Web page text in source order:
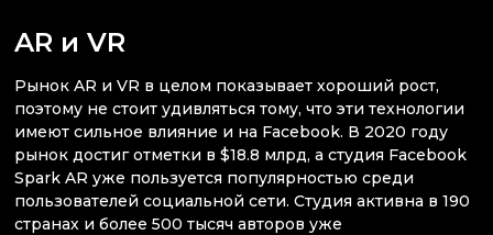
AR и VR
Рынок AR и VR в целом показывает хороший рост,
поэтому не стоит удивляться тому, что эти технологии
имеют сильное влияние и на Facebook. В 2020 году
рынок достиг отметки в $18.8 млрд, а студия Facebook
Spark AR уже пользуется популярностью среди
пользователей социальной сети. Студия активна в 190
странах и более 500 тысяч авторов уже